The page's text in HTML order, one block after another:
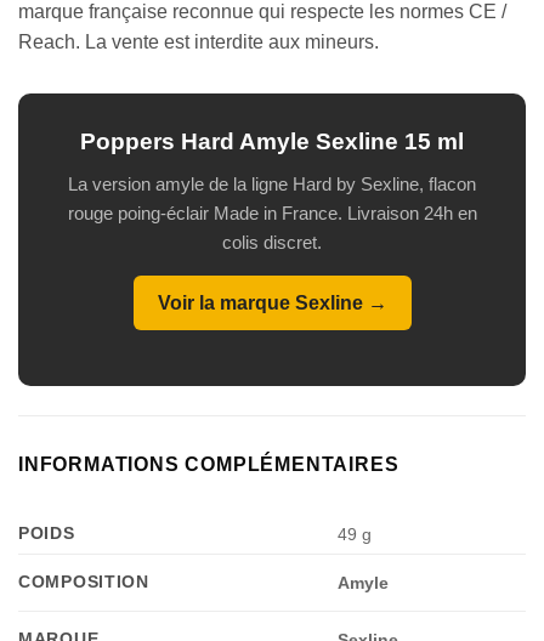
marque française reconnue qui respecte les normes CE /
Reach. La vente est interdite aux mineurs.
Poppers Hard Amyle Sexline 15 ml
La version amyle de la ligne Hard by Sexline, flacon
rouge poing-éclair Made in France. Livraison 24h en
colis discret.
Voir la marque Sexline →
INFORMATIONS COMPLÉMENTAIRES
POIDS 49 g
COMPOSITION Amyle